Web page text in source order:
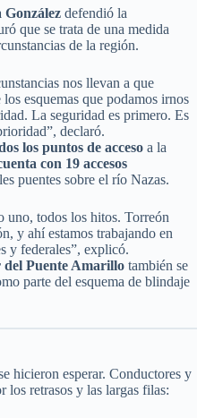
González defendió la
que se trata de una medida
de la región.
nos llevan a que
esquemas que podamos irnos
La seguridad es primero. Es
declaró.
los puntos de acceso a la
con 19 accesos
puentes sobre el río Nazas.
uno, todos los hitos. Torreón
y ahí estamos trabajando en
y federales”, explicó.
Puente Amarillo también se
parte del esquema de blindaje
hicieron esperar. Conductores y
los retrasos y las largas filas: